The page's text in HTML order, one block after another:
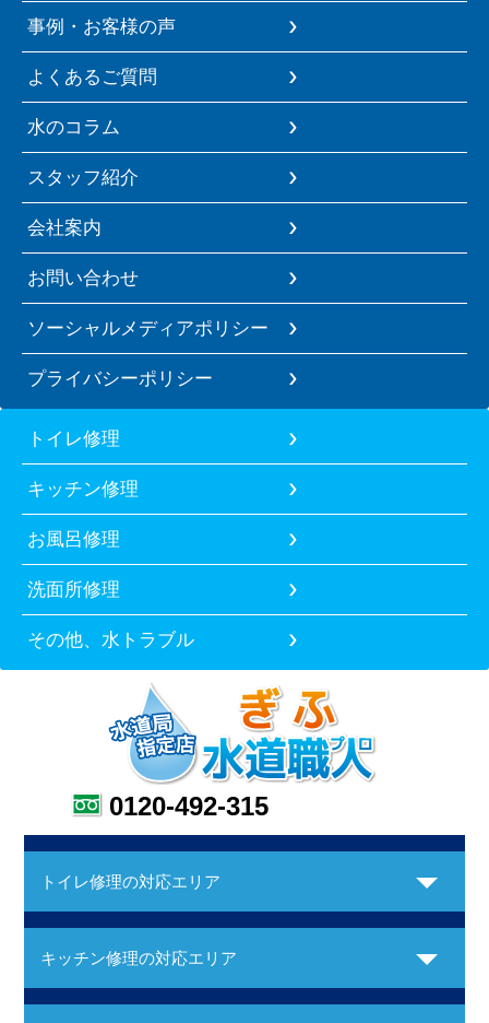
事例・お客様の声
よくあるご質問
水のコラム
スタッフ紹介
会社案内
お問い合わせ
ソーシャルメディアポリシー
プライバシーポリシー
トイレ修理
キッチン修理
お風呂修理
洗面所修理
その他、水トラブル
0120-492-315
トイレ修理の対応エリア
キッチン修理の対応エリア